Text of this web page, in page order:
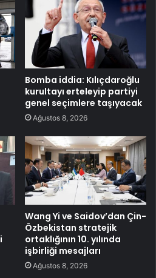
Bomba iddia: Kılıçdaroğlu
kurultayı erteleyip partiyi
genel seçimlere taşıyacak
Ağustos 8, 2026
Wang Yi ve Saidov’dan Çin-
Özbekistan stratejik
ortaklığının 10. yılında
işbirliği mesajları
Ağustos 8, 2026